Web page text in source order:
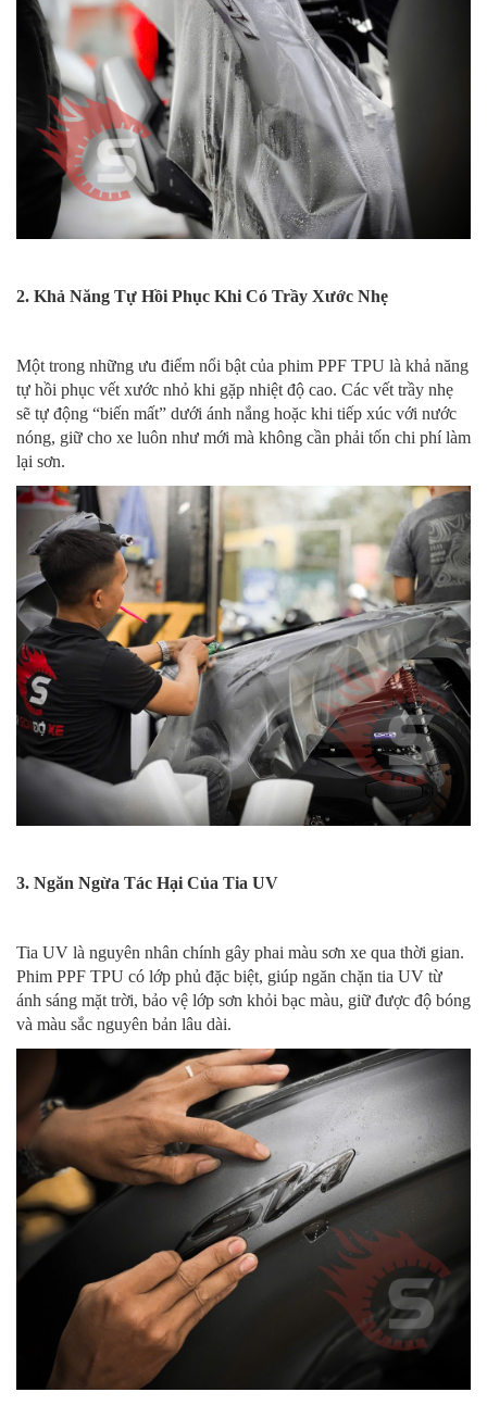
2. Khả Năng Tự Hồi Phục Khi Có Trầy Xước Nhẹ
Một trong những ưu điểm nổi bật của phim PPF TPU là khả năng
tự hồi phục vết xước nhỏ khi gặp nhiệt độ cao. Các vết trầy nhẹ
sẽ tự động “biến mất” dưới ánh nắng hoặc khi tiếp xúc với nước
nóng, giữ cho xe luôn như mới mà không cần phải tốn chi phí làm
lại sơn.
3. Ngăn Ngừa Tác Hại Của Tia UV
Tia UV là nguyên nhân chính gây phai màu sơn xe qua thời gian.
Phim PPF TPU có lớp phủ đặc biệt, giúp ngăn chặn tia UV từ
ánh sáng mặt trời, bảo vệ lớp sơn khỏi bạc màu, giữ được độ bóng
và màu sắc nguyên bản lâu dài.